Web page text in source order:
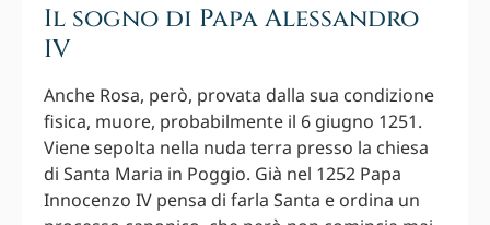
Il sogno di Papa Alessandro
IV
Anche Rosa, però, provata dalla sua condizione
fisica, muore, probabilmente il 6 giugno 1251.
Viene sepolta nella nuda terra presso la chiesa
di Santa Maria in Poggio. Già nel 1252 Papa
Innocenzo IV pensa di farla Santa e ordina un